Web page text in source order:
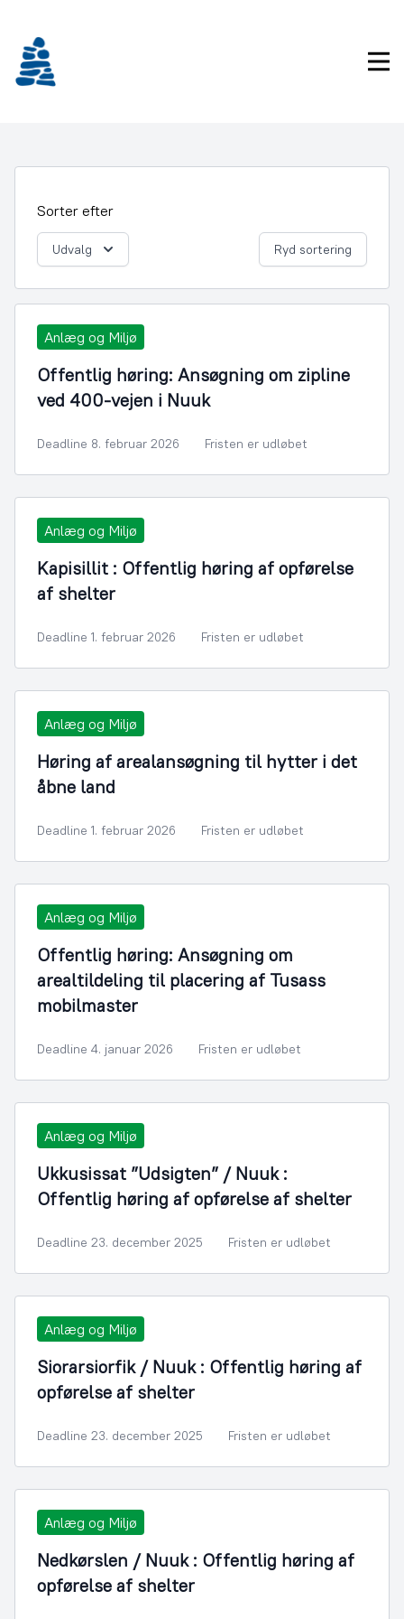
indhold
Sorter efter
Udvalg Ryd sortering
Anlæg og Miljø
Offentlig høring: Ansøgning om zipline
ved 400-vejen i Nuuk
Deadline 8. februar 2026 Fristen er udløbet
Anlæg og Miljø
Kapisillit : Offentlig høring af opførelse
af shelter
Deadline 1. februar 2026 Fristen er udløbet
Anlæg og Miljø
Høring af arealansøgning til hytter i det
åbne land
Deadline 1. februar 2026 Fristen er udløbet
Anlæg og Miljø
Offentlig høring: Ansøgning om
arealtildeling til placering af Tusass
mobilmaster
Deadline 4. januar 2026 Fristen er udløbet
Anlæg og Miljø
Ukkusissat ”Udsigten” / Nuuk :
Offentlig høring af opførelse af shelter
Deadline 23. december 2025 Fristen er udløbet
Anlæg og Miljø
Siorarsiorfik / Nuuk : Offentlig høring af
opførelse af shelter
Deadline 23. december 2025 Fristen er udløbet
Anlæg og Miljø
Nedkørslen / Nuuk : Offentlig høring af
opførelse af shelter